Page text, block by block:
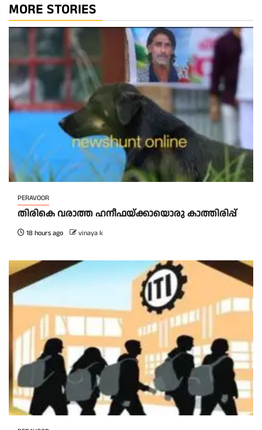
MORE STORIES
PERAVOOR
തിരികെ വരാത്ത ഹനീഫയ്ക്കായൊരു കാത്തിരിപ്പ്
18 hours ago vinaya k